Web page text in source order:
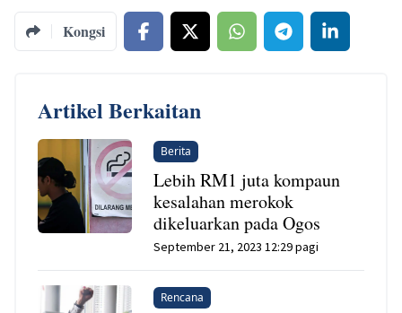
Kongsi
Artikel Berkaitan
Berita
Lebih RM1 juta kompaun
kesalahan merokok
dikeluarkan pada Ogos
September 21, 2023 12:29 pagi
Rencana